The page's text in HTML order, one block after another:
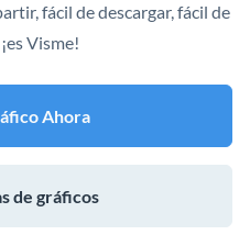
fácil de descargar, fácil de
Visme!
Ahora
de gráficos